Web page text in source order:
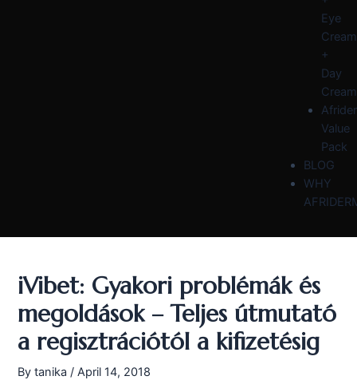
Eye
Cream
+
Day
Cream
Value
Pack
BLOG
WHY
iVibet: Gyakori problémák és
megoldások – Teljes útmutató
a regisztrációtól a kifizetésig
Bytanika / April 14, 2018